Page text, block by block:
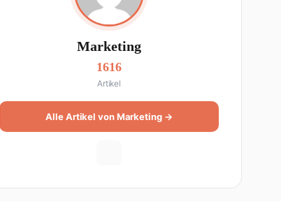
Marketing
1616
Artikel
Alle Artikel von Marketing →